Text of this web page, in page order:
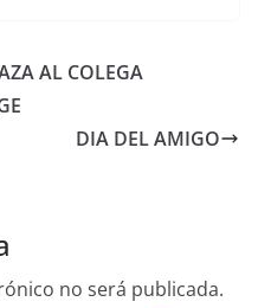
AL COLEGA
DIA DEL AMIGO
no será publicada.